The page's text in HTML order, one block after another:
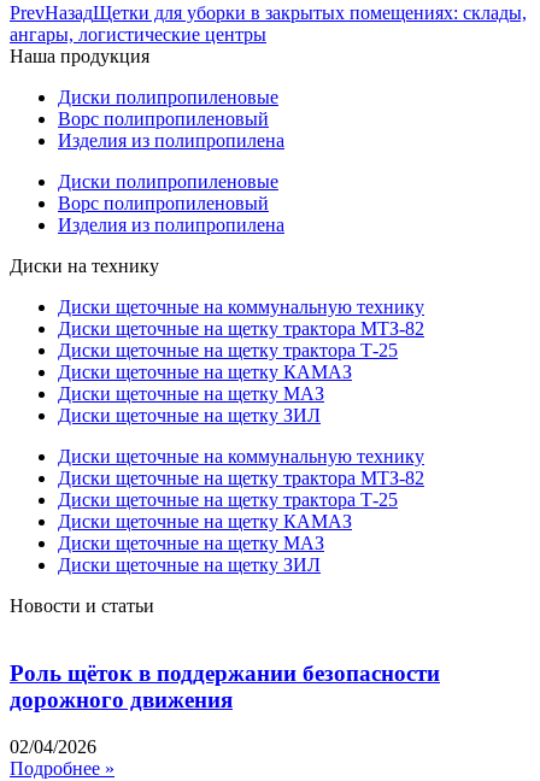
PrevНазадЩетки для уборки в закрытых помещениях: склады,
ангары, логистические центры
Наша продукция
Диски полипропиленовые
Ворс полипропиленовый
Изделия из полипропилена
Диски полипропиленовые
Ворс полипропиленовый
Изделия из полипропилена
Диски на технику
Диски щеточные на коммунальную технику
Диски щеточные на щетку трактора МТЗ-82
Диски щеточные на щетку трактора Т-25
Диски щеточные на щетку КАМАЗ
Диски щеточные на щетку МАЗ
Диски щеточные на щетку ЗИЛ
Диски щеточные на коммунальную технику
Диски щеточные на щетку трактора МТЗ-82
Диски щеточные на щетку трактора Т-25
Диски щеточные на щетку КАМАЗ
Диски щеточные на щетку МАЗ
Диски щеточные на щетку ЗИЛ
Новости и статьи
Роль щёток в поддержании безопасности
дорожного движения
02/04/2026
Подробнее »